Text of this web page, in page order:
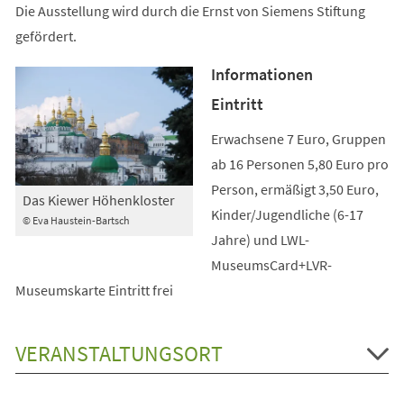
Die Ausstellung wird durch die Ernst von Siemens Stiftung
gefördert.
© Eva Haustein-Bartsch
Das Kiewer Höhenkloster
Informationen
Eintritt
Erwachsene 7 Euro, Gruppen
ab 16 Personen 5,80 Euro pro
Person, ermäßigt 3,50 Euro,
Kinder/Jugendliche (6-17
Jahre) und LWL-
MuseumsCard+LVR-
Museumskarte Eintritt frei
VERANSTALTUNGSORT